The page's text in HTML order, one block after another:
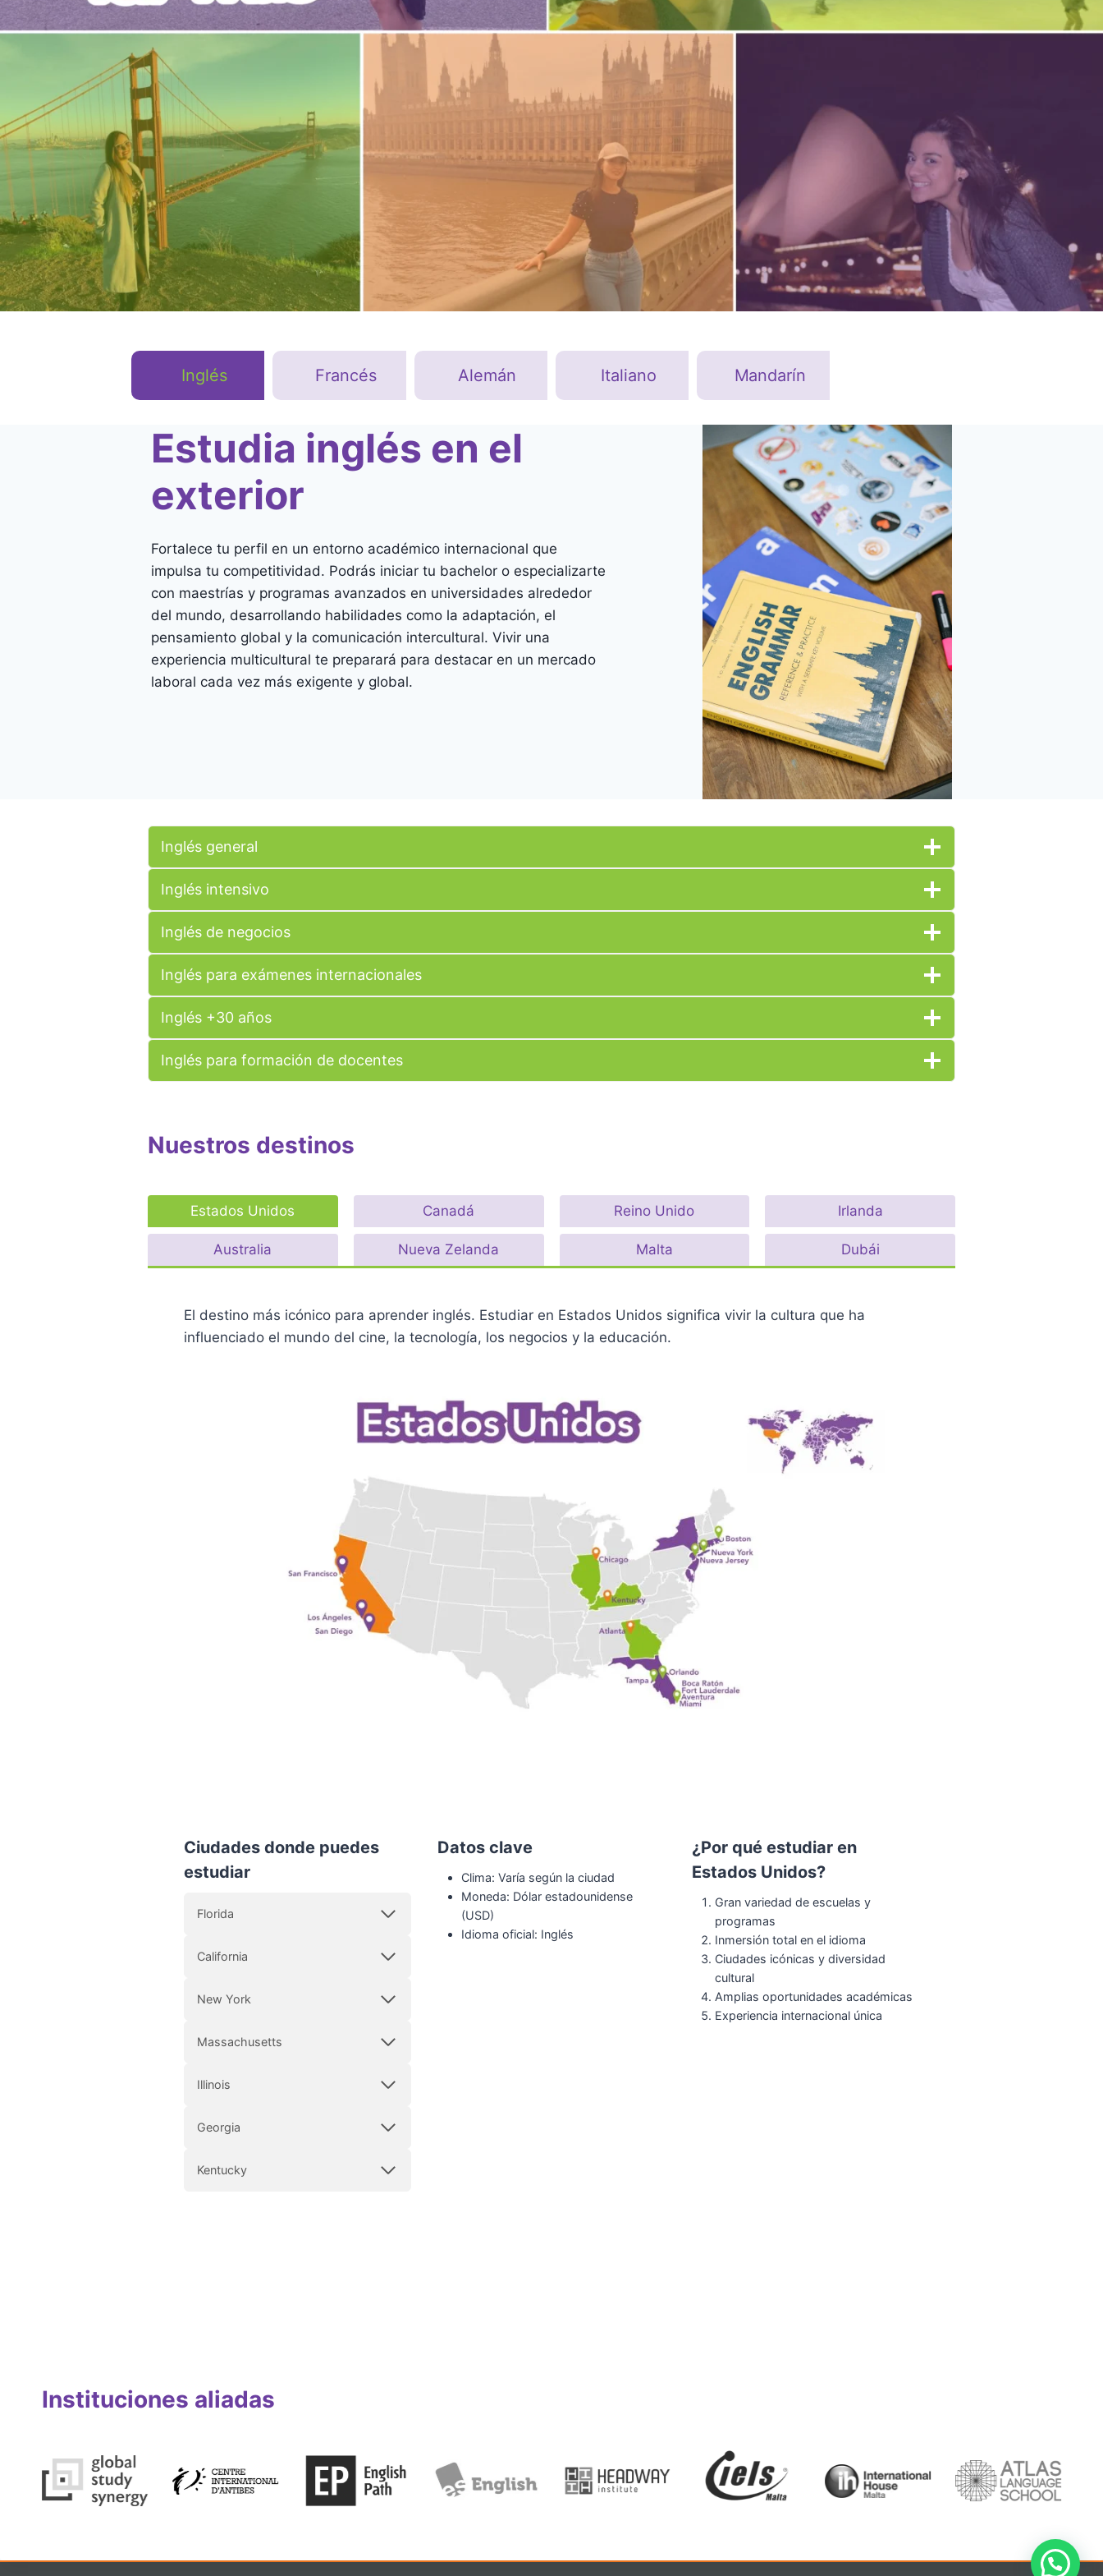
Inglés Francés Alemán Italiano Mandarín
Estudia inglés en el
exterior
Fortalece tu perfil en un entorno académico internacional que
impulsa tu competitividad. Podrás iniciar tu bachelor o especializarte
con maestrías y programas avanzados en universidades alrededor
del mundo, desarrollando habilidades como la adaptación, el
pensamiento global y la comunicación intercultural. Vivir una
experiencia multicultural te preparará para destacar en un mercado
laboral cada vez más exigente y global.
Inglés general
Inglés intensivo
Inglés de negocios
Inglés para exámenes internacionales
Inglés +30 años
Inglés para formación de docentes
Nuestros destinos
Estados Unidos Canadá Reino Unido Irlanda
Australia Nueva Zelanda Malta Dubái
El destino más icónico para aprender inglés. Estudiar en Estados Unidos significa vivir la cultura que ha
influenciado el mundo del cine, la tecnología, los negocios y la educación.
Ciudades donde puedes
estudiar
Florida
California
New York
Massachusetts
Illinois
Georgia
Kentucky
Datos clave
Clima: Varía según la ciudad
Moneda: Dólar estadounidense
(USD)
Idioma oficial: Inglés
¿Por qué estudiar en
Estados Unidos?
Gran variedad de escuelas y
programas
Inmersión total en el idioma
Ciudades icónicas y diversidad
cultural
Amplias oportunidades académicas
Experiencia internacional única
Instituciones aliadas